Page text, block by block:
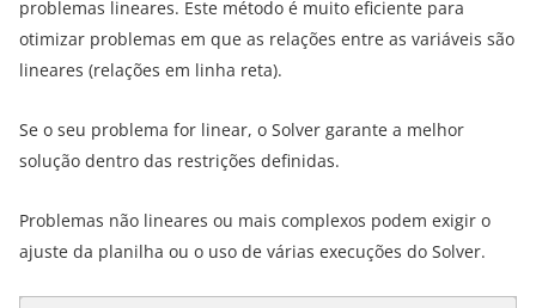
problemas lineares. Este método é muito eficiente para
otimizar problemas em que as relações entre as variáveis são
lineares (relações em linha reta).
Se o seu problema for linear, o Solver garante a melhor
solução dentro das restrições definidas.
Problemas não lineares ou mais complexos podem exigir o
ajuste da planilha ou o uso de várias execuções do Solver.